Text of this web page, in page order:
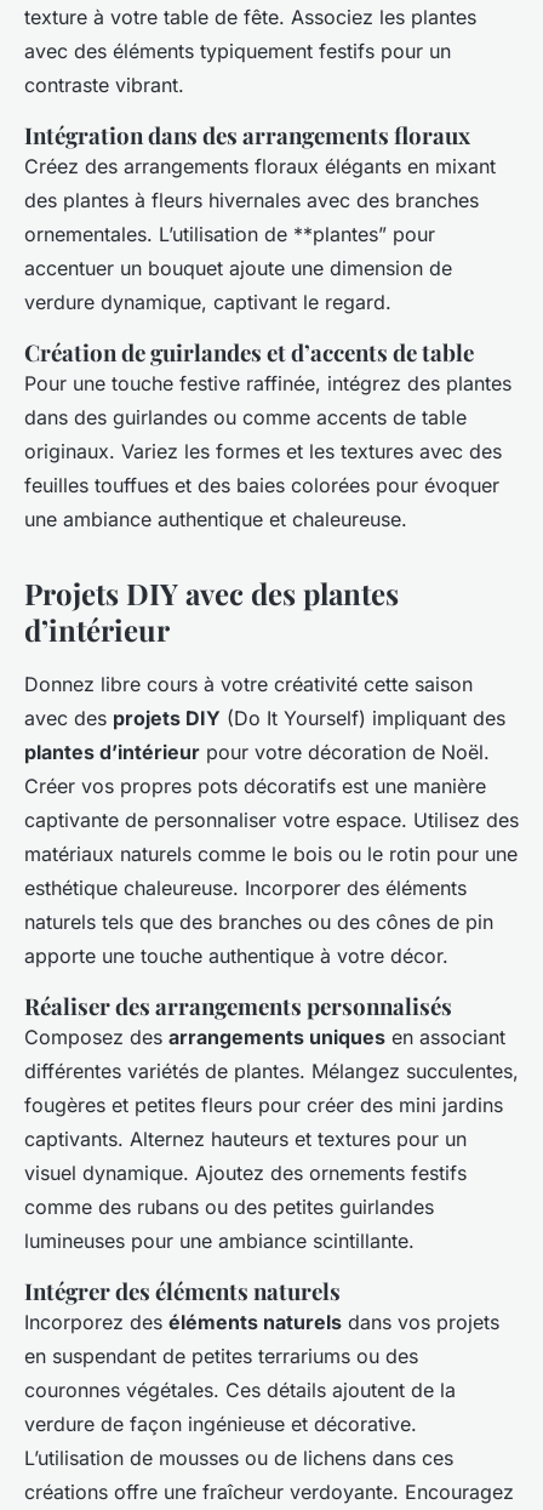
texture à votre table de fête. Associez les plantes
avec des éléments typiquement festifs pour un
contraste vibrant.
Intégration dans des arrangements floraux
Créez des arrangements floraux élégants en mixant
des plantes à fleurs hivernales avec des branches
ornementales. L’utilisation de **plantes” pour
accentuer un bouquet ajoute une dimension de
verdure dynamique, captivant le regard.
Création de guirlandes et d’accents de table
Pour une touche festive raffinée, intégrez des plantes
dans des guirlandes ou comme accents de table
originaux. Variez les formes et les textures avec des
feuilles touffues et des baies colorées pour évoquer
une ambiance authentique et chaleureuse.
Projets DIY avec des plantes
d’intérieur
Donnez libre cours à votre créativité cette saison
avec des projets DIY (Do It Yourself) impliquant des
plantes d’intérieur pour votre décoration de Noël.
Créer vos propres pots décoratifs est une manière
captivante de personnaliser votre espace. Utilisez des
matériaux naturels comme le bois ou le rotin pour une
esthétique chaleureuse. Incorporer des éléments
naturels tels que des branches ou des cônes de pin
apporte une touche authentique à votre décor.
Réaliser des arrangements personnalisés
Composez des arrangements uniques en associant
différentes variétés de plantes. Mélangez succulentes,
fougères et petites fleurs pour créer des mini jardins
captivants. Alternez hauteurs et textures pour un
visuel dynamique. Ajoutez des ornements festifs
comme des rubans ou des petites guirlandes
lumineuses pour une ambiance scintillante.
Intégrer des éléments naturels
Incorporez des éléments naturels dans vos projets
en suspendant de petites terrariums ou des
couronnes végétales. Ces détails ajoutent de la
verdure de façon ingénieuse et décorative.
L’utilisation de mousses ou de lichens dans ces
créations offre une fraîcheur verdoyante. Encouragez